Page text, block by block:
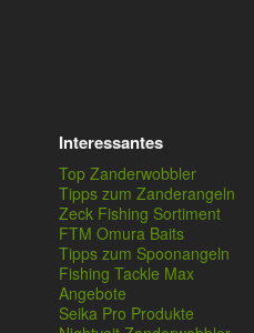
Interessantes
Top Zanderwobbler
Tipps zum Zanderangeln
Zeck Fishing Sortiment
FTM Omura Baits
Tipps zum Spoonangeln
Fishing Tackle Max
Angebote
Seika Pro Produkte